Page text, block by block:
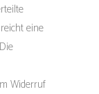
eine
Widerruf